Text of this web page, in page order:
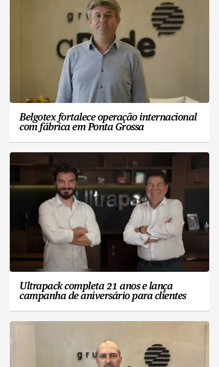
Belgotex fortalece operação internacional
com fábrica em Ponta Grossa
Ultrapack completa 21 anos e lança
campanha de aniversário para clientes